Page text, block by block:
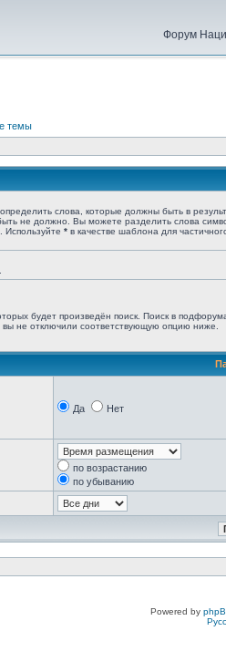
Форум
темы
определить слова, которые должны быть в
быть не должно. Вы можете разделить слова
Используйте * в качестве шаблона для
будет произведён поиск. Поиск в
вы не отключили соответствующую опцию ниже.
Да Нет
по возрастанию
по убыванию
Powered by